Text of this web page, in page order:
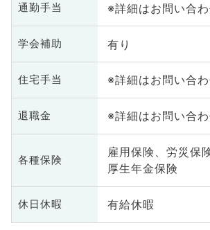
通勤手当 ※詳細はお問い合
学会補助 有り
住宅手当 ※詳細はお問い合
退職金 ※詳細はお問い合
各種保険
雇用保険、労災保
厚生年金保険
休日休暇 有給休暇